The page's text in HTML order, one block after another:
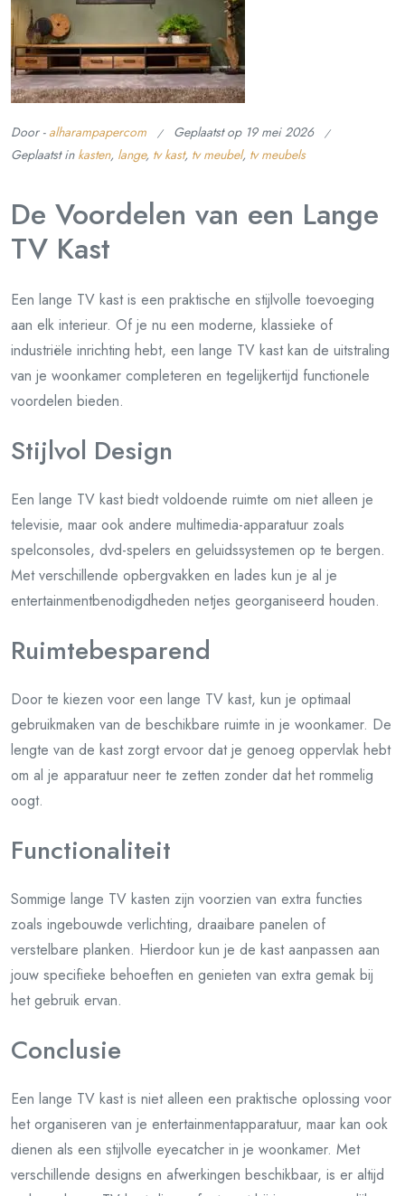
Door - alharampapercom Geplaatst op 19 mei 2026
Geplaatst in kasten, lange, tv kast, tv meubel, tv meubels
De Voordelen van een Lange
TV Kast
Een lange TV kast is een praktische en stijlvolle toevoeging
aan elk interieur. Of je nu een moderne, klassieke of
industriële inrichting hebt, een lange TV kast kan de uitstraling
van je woonkamer completeren en tegelijkertijd functionele
voordelen bieden.
Stijlvol Design
Een lange TV kast biedt voldoende ruimte om niet alleen je
televisie, maar ook andere multimedia-apparatuur zoals
spelconsoles, dvd-spelers en geluidssystemen op te bergen.
Met verschillende opbergvakken en lades kun je al je
entertainmentbenodigdheden netjes georganiseerd houden.
Ruimtebesparend
Door te kiezen voor een lange TV kast, kun je optimaal
gebruikmaken van de beschikbare ruimte in je woonkamer. De
lengte van de kast zorgt ervoor dat je genoeg oppervlak hebt
om al je apparatuur neer te zetten zonder dat het rommelig
oogt.
Functionaliteit
Sommige lange TV kasten zijn voorzien van extra functies
zoals ingebouwde verlichting, draaibare panelen of
verstelbare planken. Hierdoor kun je de kast aanpassen aan
jouw specifieke behoeften en genieten van extra gemak bij
het gebruik ervan.
Conclusie
Een lange TV kast is niet alleen een praktische oplossing voor
het organiseren van je entertainmentapparatuur, maar kan ook
dienen als een stijlvolle eyecatcher in je woonkamer. Met
verschillende designs en afwerkingen beschikbaar, is er altijd